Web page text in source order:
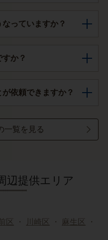
っていますか？
か？
依頼できますか？
一覧を見る
辺提供エリア
区 ・ 川崎区 ・ 麻生区
・